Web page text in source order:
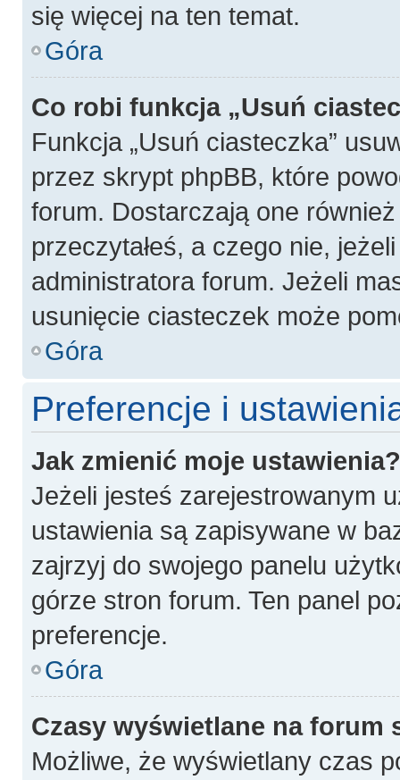
się więcej na ten temat.
Góra
Co robi funkcja „Usuń
Funkcja „Usuń ciasteczka”
przez skrypt phpBB, które
forum. Dostarczają one
przeczytałeś, a czego nie,
administratora forum. Jeżeli
usunięcie ciasteczek może
Góra
Preferencje i
Jak zmienić moje ustawienia?
Jeżeli jesteś zarejestrowanym
ustawienia są zapisywane w
zajrzyj do swojego panelu
górze stron forum. Ten panel
preferencje.
Góra
Czasy wyświetlane na forum
Możliwe, że wyświetlany czas